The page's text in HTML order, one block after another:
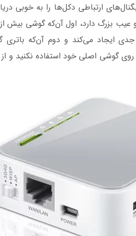
ارتباطی دکل‌ها را به خوبی
بزرگ دارد، اول آن‌که گوشی بیش
ایجاد می‌کند و دوم آن‌که باتری
گوشی اصلی خود استفاده نکنید و